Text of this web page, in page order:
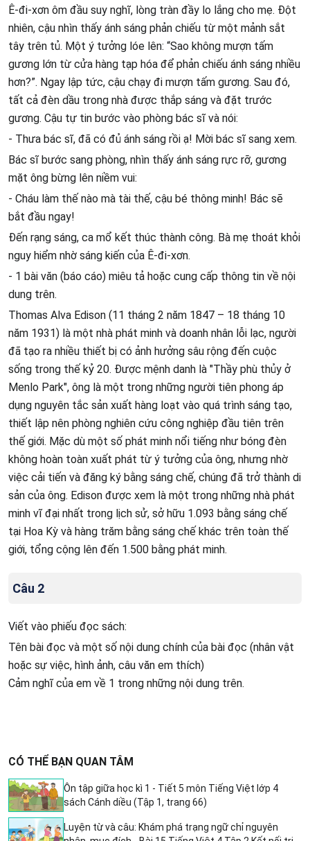
Ê-đi-xơn ôm đầu suy nghĩ, lòng tràn đầy lo lắng cho mẹ. Đột
nhiên, cậu nhìn thấy ánh sáng phản chiếu từ một mảnh sắt
tây trên tủ. Một ý tưởng lóe lên: “Sao không mượn tấm
gương lớn từ cửa hàng tạp hóa để phản chiếu ánh sáng nhiều
hơn?”. Ngay lập tức, cậu chạy đi mượn tấm gương. Sau đó,
tất cả đèn dầu trong nhà được thắp sáng và đặt trước
gương. Cậu tự tin bước vào phòng bác sĩ và nói:
- Thưa bác sĩ, đã có đủ ánh sáng rồi ạ! Mời bác sĩ sang xem.
Bác sĩ bước sang phòng, nhìn thấy ánh sáng rực rỡ, gương
mặt ông bừng lên niềm vui:
- Cháu làm thế nào mà tài thế, cậu bé thông minh! Bác sẽ
bắt đầu ngay!
Đến rạng sáng, ca mổ kết thúc thành công. Bà mẹ thoát khỏi
nguy hiểm nhờ sáng kiến của Ê-đi-xơn.
- 1 bài văn (báo cáo) miêu tả hoặc cung cấp thông tin về nội
dung trên.
Thomas Alva Edison (11 tháng 2 năm 1847 – 18 tháng 10
năm 1931) là một nhà phát minh và doanh nhân lỗi lạc, người
đã tạo ra nhiều thiết bị có ảnh hưởng sâu rộng đến cuộc
sống trong thế kỷ 20. Được mệnh danh là "Thầy phù thủy ở
Menlo Park", ông là một trong những người tiên phong áp
dụng nguyên tắc sản xuất hàng loạt vào quá trình sáng tạo,
thiết lập nên phòng nghiên cứu công nghiệp đầu tiên trên
thế giới. Mặc dù một số phát minh nổi tiếng như bóng đèn
không hoàn toàn xuất phát từ ý tưởng của ông, nhưng nhờ
việc cải tiến và đăng ký bằng sáng chế, chúng đã trở thành di
sản của ông. Edison được xem là một trong những nhà phát
minh vĩ đại nhất trong lịch sử, sở hữu 1.093 bằng sáng chế
tại Hoa Kỳ và hàng trăm bằng sáng chế khác trên toàn thế
giới, tổng cộng lên đến 1.500 bằng phát minh.
Câu 2
Viết vào phiếu đọc sách:
Tên bài đọc và một số nội dung chính của bài đọc (nhân vật
hoặc sự việc, hình ảnh, câu văn em thích)
Cảm nghĩ của em về 1 trong những nội dung trên.
CÓ THỂ BẠN QUAN TÂM
Ôn tập giữa học kì 1 - Tiết 5 môn Tiếng Việt lớp 4
sách Cánh diều (Tập 1, trang 66)
Luyện từ và câu: Khám phá trạng ngữ chỉ nguyên